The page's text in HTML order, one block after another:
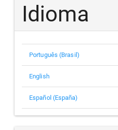
Idioma
Português (Brasil)
English
Español (España)